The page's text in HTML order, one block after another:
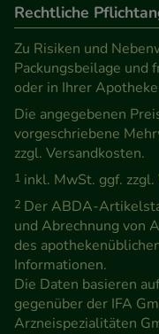
Statistik &
Informationen über
unserer Website
unsere Website
den Inhalt auf
Werbung auf
zu gestalten. Bitte
teilweise an Dritte
Medien übertragen
Rechtliche
Zu Risiken und
Packungsbeilage und
oder in Ihrer
Die angegebenen
vorgeschriebene
zzgl. Versandkosten.
1 inkl. MwSt. ggf. zzgl.
2 Der ABDA-
und Abrechnung von
des
Informationen.
Die Daten basieren
gegenüber der IFA
Arzneispezialitäten